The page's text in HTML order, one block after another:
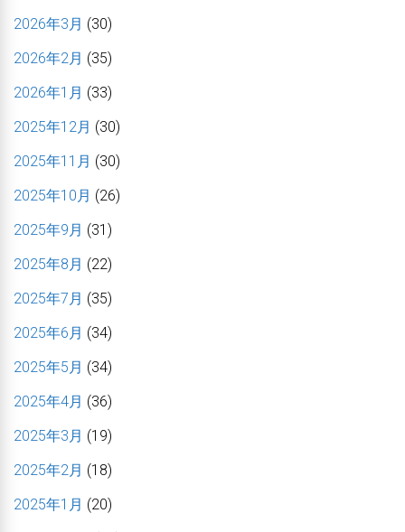
2026年3月 (30)
2026年2月 (35)
2026年1月 (33)
2025年12月 (30)
2025年11月 (30)
2025年10月 (26)
2025年9月 (31)
2025年8月 (22)
2025年7月 (35)
2025年6月 (34)
2025年5月 (34)
2025年4月 (36)
2025年3月 (19)
2025年2月 (18)
2025年1月 (20)